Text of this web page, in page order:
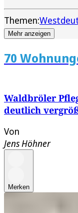
Themen:
Mehr anzeigen
70
Waldbröler
deutlich
Von
Jens Höhner
Merken